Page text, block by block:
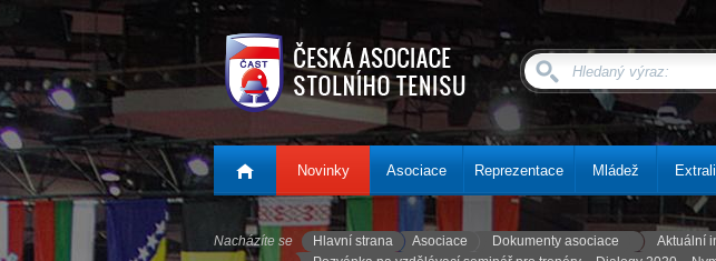
. Novinky Asociace Reprezentace Mládež
Nacházíte se Hlavní strana Asociace Dokumenty asociace Aktuální